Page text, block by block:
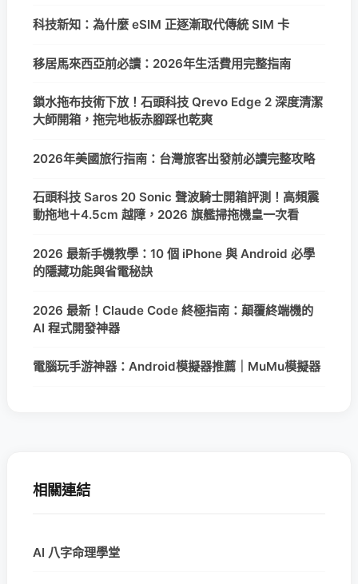
科技新知：為什麼 eSIM 正逐漸取代傳統 SIM 卡
移居馬來西亞前必讀：2026年生活費用完整指南
鎖水拖布技術下放！石頭科技 Qrevo Edge 2 深度清潔
大師開箱，拖完地板赤腳踩也乾爽
2026年美國旅行指南：台灣旅客出發前必讀完整攻略
石頭科技 Saros 20 Sonic 聲波騎士開箱評測！高頻震
動拖地＋4.5cm 越障，2026 旗艦掃拖機皇一次看
2026 最新手機教學：10 個 iPhone 與 Android 必學
的隱藏功能與省電秘訣
2026 最新！Claude Code 終極指南：顛覆終端機的
AI 程式開發神器
電腦玩手游神器：Android模擬器推薦｜MuMu模擬器
相關連結
AI 八字命理學堂